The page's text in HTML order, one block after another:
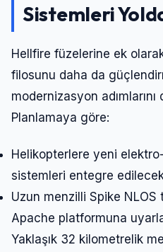
Sistemleri
Hellfire füzelerine ek
filosunu daha da
modernizasyon
Planlamaya göre:
Helikopterlere yeni
sistemleri entegre
Uzun menzilli Spike
Apache platformuna
Yaklaşık 32 kilometrelik